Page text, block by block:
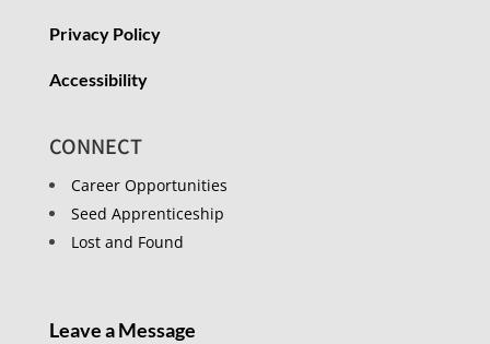
Privacy Policy
Accessibility
CONNECT
Career Opportunities
Seed Apprenticeship
Lost and Found
Leave a Message